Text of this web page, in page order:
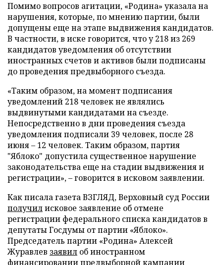
Помимо вопросов агитации, «Родина» указала на
нарушения, которые, по мнению партии, были
допущены еще на этапе выдвижения кандидатов.
В частности, в иске говорится, что у 218 из 269
кандидатов уведомления об отсутствии
иностранных счетов и активов были подписаны
до проведения предвыборного съезда.
«Таким образом, на момент подписания
уведомлений 218 человек не являлись
выдвинутыми кандидатами на съезде.
Непосредственно в дни проведения съезда
уведомления подписали 39 человек, после 28
июня – 12 человек. Таким образом, партия
"Яблоко" допустила существенное нарушение
законодательства еще на стадии выдвижения и
регистрации», – говорится в исковом заявлении.
Как писала газета ВЗГЛЯД, Верховный суд России
получилисковое заявление об отмене
регистрации федерального списка кандидатов в
депутаты Госдумы от партии «Яблоко».
Председатель партии «Родина» Алексей
Журавлев заявил об иностранном
финансировании предвыборной кампании